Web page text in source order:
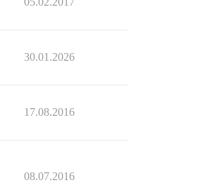
30.01.2026
17.08.2016
08.07.2016